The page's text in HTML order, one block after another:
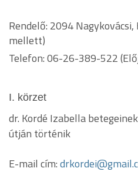
Rendelő: 2094
mellett)
Telefon: 06-26-389-522
I. körzet
dr. Kordé Izabella
útján történik
E-mail cím: